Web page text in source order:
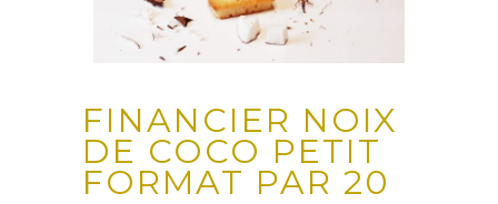
FINANCIER NOIX
DE COCO PETIT
FORMAT PAR 20